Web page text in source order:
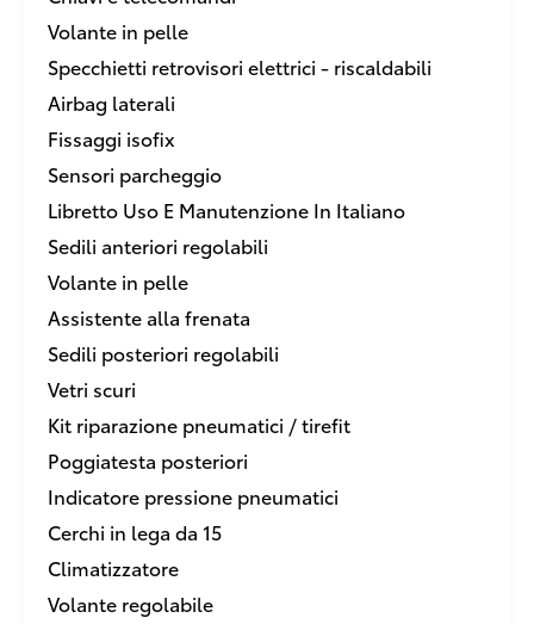
Volante in pelle
Specchietti retrovisori elettrici - riscaldabili
Airbag laterali
Fissaggi isofix
Sensori parcheggio
Libretto Uso E Manutenzione In Italiano
Sedili anteriori regolabili
Volante in pelle
Assistente alla frenata
Sedili posteriori regolabili
Vetri scuri
Kit riparazione pneumatici / tirefit
Poggiatesta posteriori
Indicatore pressione pneumatici
Cerchi in lega da 15
Climatizzatore
Volante regolabile